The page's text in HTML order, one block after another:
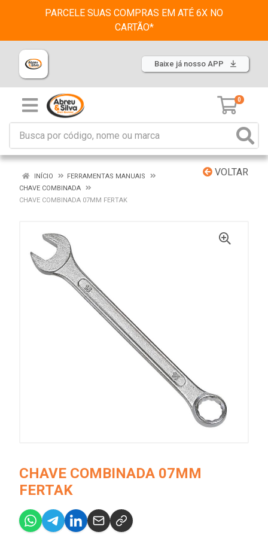
PARCELE SUAS COMPRAS EM ATÉ 6X NO
CARTÃO*
Baixe já nosso APP
0
VOLTAR
INÍCIO
FERRAMENTAS MANUAIS
CHAVE COMBINADA
CHAVE COMBINADA 07MM FERTAK
CHAVE COMBINADA 07MM
FERTAK